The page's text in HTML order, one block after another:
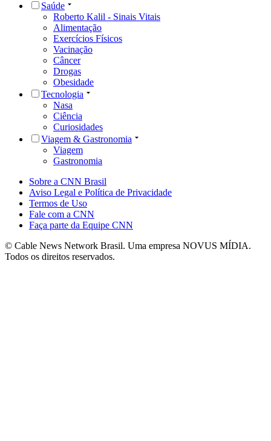
Saúde
Roberto Kalil - Sinais Vitais
Alimentação
Exercícios Físicos
Vacinação
Câncer
Drogas
Obesidade
Tecnologia
Nasa
Ciência
Curiosidades
Viagem & Gastronomia
Viagem
Gastronomia
Sobre a CNN Brasil
Aviso Legal e Política de Privacidade
Termos de Uso
Fale com a CNN
Faça parte da Equipe CNN
© Cable News Network Brasil. Uma empresa NOVUS MÍDIA.
Todos os direitos reservados.